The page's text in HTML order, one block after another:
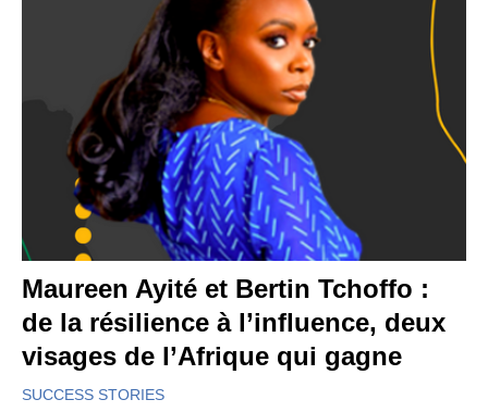
Maureen Ayité et Bertin Tchoffo :
de la résilience à l’influence, deux
visages de l’Afrique qui gagne
SUCCESS STORIES